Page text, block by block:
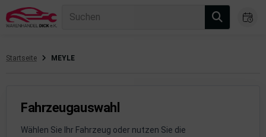
Suchen
Startseite MEYLE
Fahrzeugauswahl
Wählen Sie Ihr Fahrzeug oder nutzen Sie die